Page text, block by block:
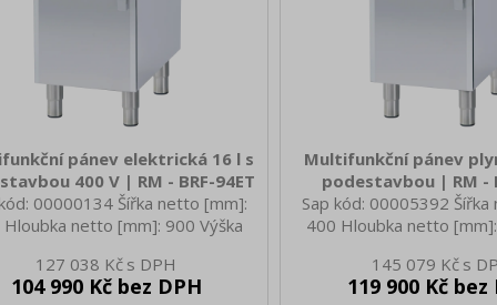
pánev elektrická 16 l s
400 V | RM - BRF-94ET
00000134 Šířka netto [mm]:
Hloubka netto [mm]: 900 Výška
Šířka brutto [mm]: 430 Hloubka
[mm]: 970 Výška brutto [mm]:
127 038 Kč
104 990 Kč bez DPH
Multifunkční pánev
podestavbou | RM -
Sap kód: 00005392
400 Hloubka netto
67.00 Šířka brutto [mm]:
brutto [mm]: 970 Výška
145 079 Kč
119 900 Kč bez